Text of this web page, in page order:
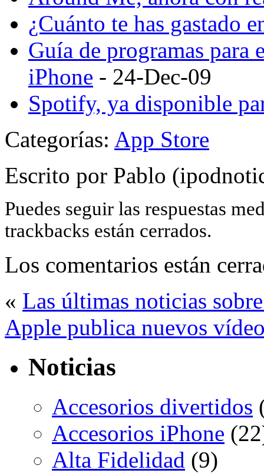
¿Cuánto te has gastado
Guía de programas para
iPhone - 24-Dec-09
Spotify, ya disponible
Categorías: App Store
Escrito por Pablo
Puedes seguir las respuestas
trackbacks están cerrados.
Los comentarios están
« Las últimas noticias
Apple publica nuevos
Noticias
Accesorios divertidos
Accesorios iPhone
Alta Fidelidad (9)